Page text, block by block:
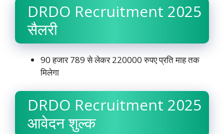
DRDO Recruitment 2025
सैलरी
90 हजार 789 से लेकर 220000 रुपए प्रति माह तक
मिलेगा
DRDO Recruitment 2025
आवेदन शुल्क